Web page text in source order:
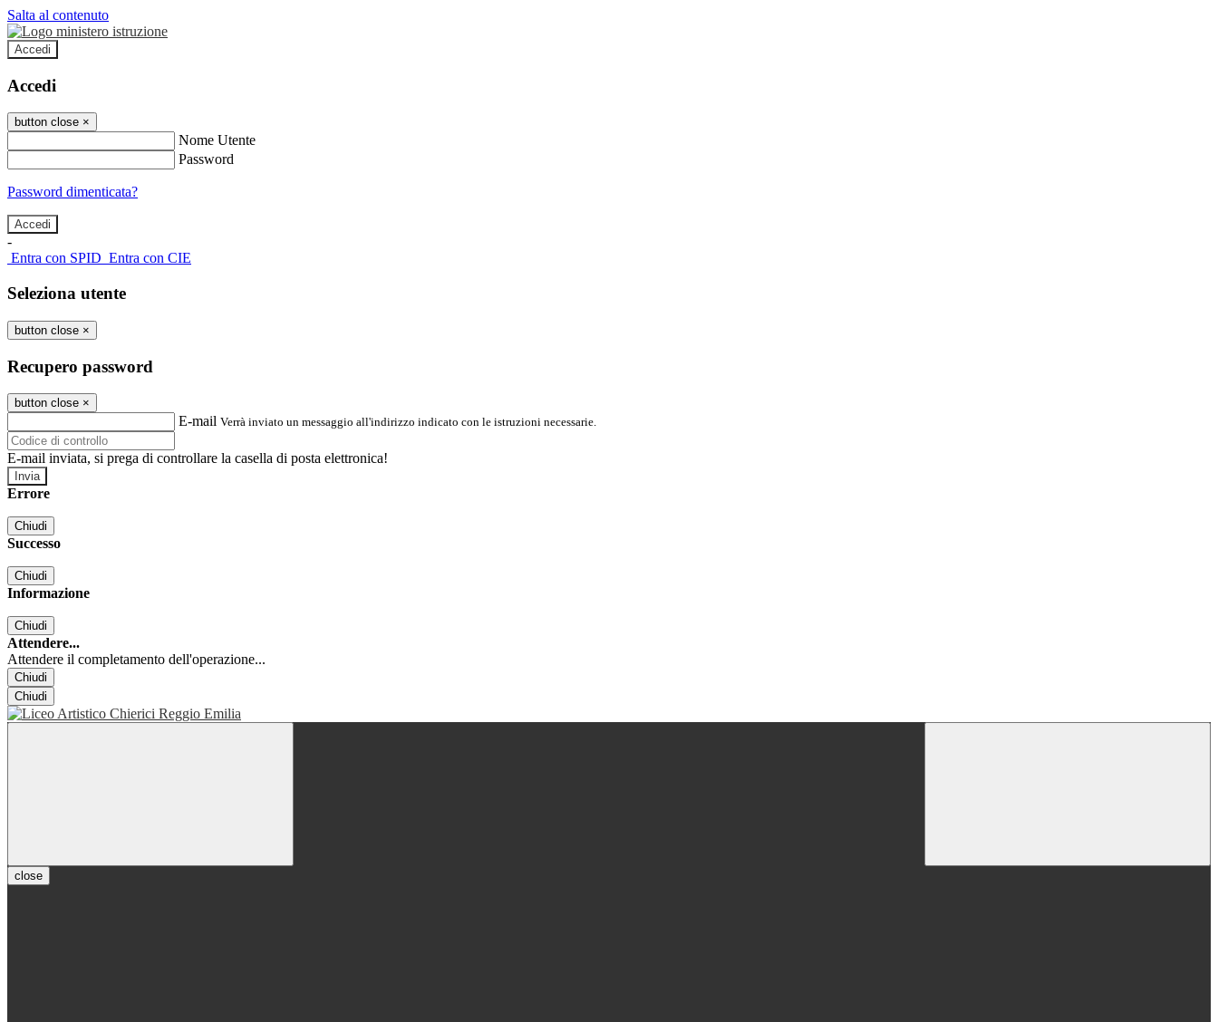
Salta al contenuto
Accedi
Accedi
button close ×
Nome Utente
Password
Password dimenticata?
-
Entra con SPID Entra con CIE
Seleziona utente
button close ×
Recupero password
button close ×
E-mail Verrà inviato un messaggio all'indirizzo indicato con le istruzioni necessarie.
E-mail inviata, si prega di controllare la casella di posta elettronica!
Errore
Chiudi
Successo
Chiudi
Informazione
Chiudi
Attendere...
Attendere il completamento dell'operazione...
Chiudi
Chiudi
close